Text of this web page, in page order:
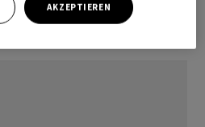
gegenüber. Roche sind
AKZEPTIEREN